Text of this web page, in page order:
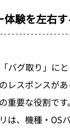
験を左右す
バグ取り」に
レスポンスが
重要な役割です。
は、機種・OS